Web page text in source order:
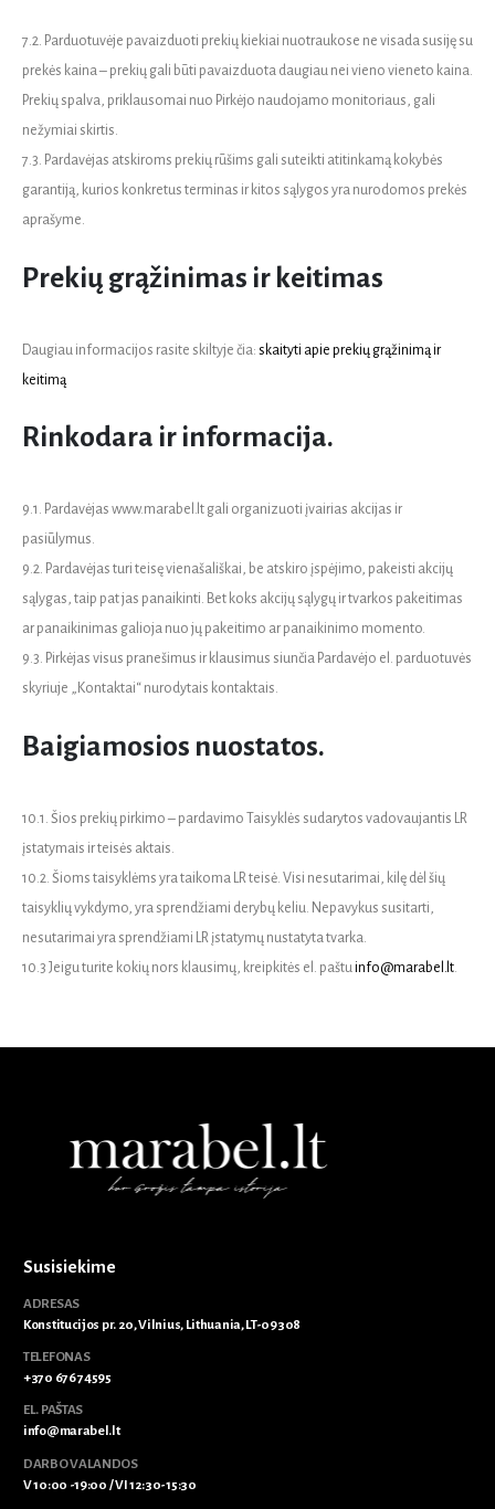
7.2. Parduotuvėje pavaizduoti prekių kiekiai nuotraukose ne visada susiję su
prekės kaina – prekių gali būti pavaizduota daugiau nei vieno vieneto kaina.
Prekių spalva, priklausomai nuo Pirkėjo naudojamo monitoriaus, gali
nežymiai skirtis.
7.3. Pardavėjas atskiroms prekių rūšims gali suteikti atitinkamą kokybės
garantiją, kurios konkretus terminas ir kitos sąlygos yra nurodomos prekės
aprašyme.
Prekių grąžinimas ir keitimas
Daugiau informacijos rasite skiltyje čia: skaityti apie prekių grąžinimą ir
keitimą
Rinkodara ir informacija.
9.1. Pardavėjas www.marabel.lt gali organizuoti įvairias akcijas ir
pasiūlymus.
9.2. Pardavėjas turi teisę vienašališkai, be atskiro įspėjimo, pakeisti akcijų
sąlygas, taip pat jas panaikinti. Bet koks akcijų sąlygų ir tvarkos pakeitimas
ar panaikinimas galioja nuo jų pakeitimo ar panaikinimo momento.
9.3. Pirkėjas visus pranešimus ir klausimus siunčia Pardavėjo el. parduotuvės
skyriuje „Kontaktai“ nurodytais kontaktais.
Baigiamosios nuostatos.
10.1. Šios prekių pirkimo – pardavimo Taisyklės sudarytos vadovaujantis LR
įstatymais ir teisės aktais.
10.2. Šioms taisyklėms yra taikoma LR teisė. Visi nesutarimai, kilę dėl šių
taisyklių vykdymo, yra sprendžiami derybų keliu. Nepavykus susitarti,
nesutarimai yra sprendžiami LR įstatymų nustatyta tvarka.
10.3 Jeigu turite kokių nors klausimų, kreipkitės el. paštu info@marabel.lt
Susisiekime
ADRESAS
Konstitucijos pr. 20, Vilnius, Lithuania, LT-09308
TELEFONAS
+370 676 74595
EL. PAŠTAS
info@marabel.lt
DARBO VALANDOS
V 10:00 -19:00 / VI 12:30-15:30